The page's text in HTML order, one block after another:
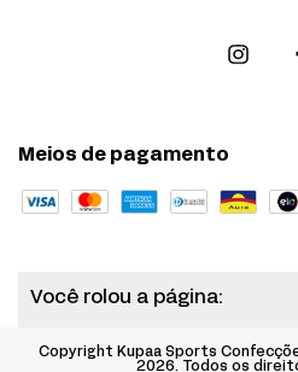
Meios de pagamento
Você rolou a página:
Copyright Kupaa Sports
2026. Todos os